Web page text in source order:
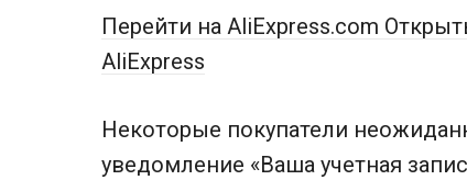
Перейти на AliExpress.com
AliExpress
Некоторые покупатели
уведомление «Ваша учетная